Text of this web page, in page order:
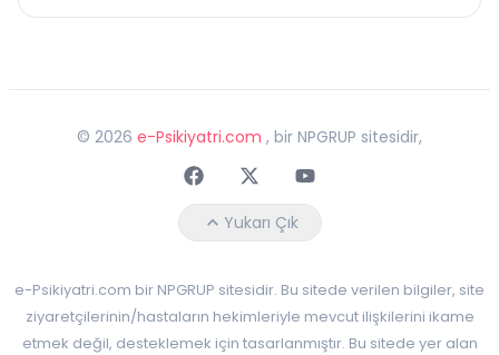
© 2026 e-Psikiyatri.com , bir NPGRUP sitesidir,
FaceebokTwitterYoutube
Yukarı Çık
e-Psikiyatri.com bir NPGRUP sitesidir. Bu sitede verilen bilgiler, site
ziyaretçilerinin/hastaların hekimleriyle mevcut ilişkilerini ikame
etmek değil, desteklemek için tasarlanmıştır. Bu sitede yer alan